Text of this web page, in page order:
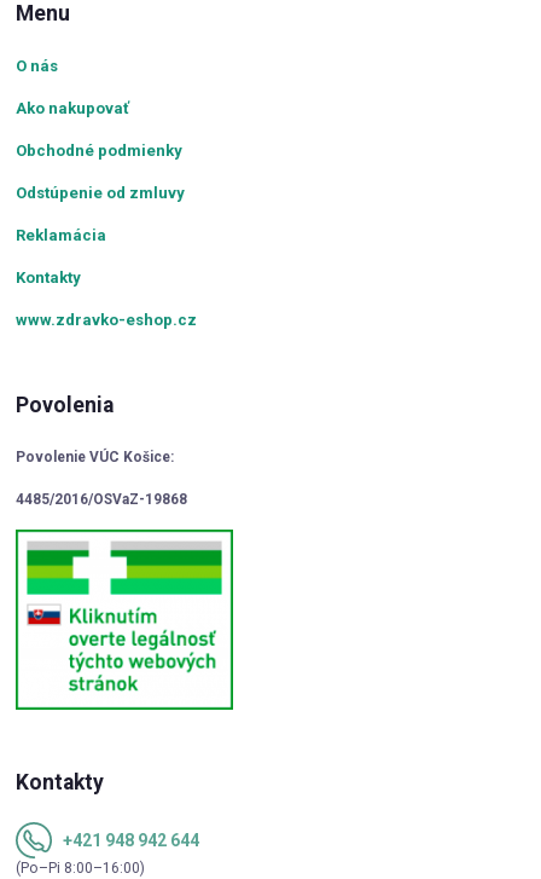
Menu
O nás
Ako nakupovať
Obchodné podmienky
Odstúpenie od zmluvy
Reklamácia
Kontakty
www.zdravko-eshop.cz
Povolenia
Povolenie VÚC Košice:
4485/2016/OSVaZ-19868
Kontakty
+421 948 942 644
(Po–Pi 8:00–16:00)